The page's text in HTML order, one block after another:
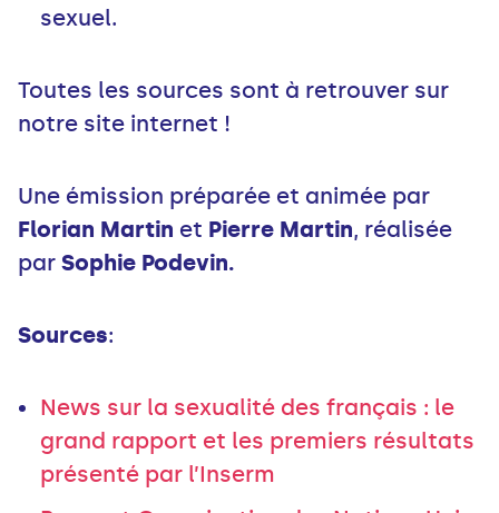
sexuel.
Toutes les sources sont à retrouver sur
notre site internet !
Une émission préparée et animée par
Florian Martin et Pierre Martin, réalisée
par Sophie Podevin.
Sources:
News sur la sexualité des français : le
grand rapport et les premiers résultats
présenté par l’Inserm